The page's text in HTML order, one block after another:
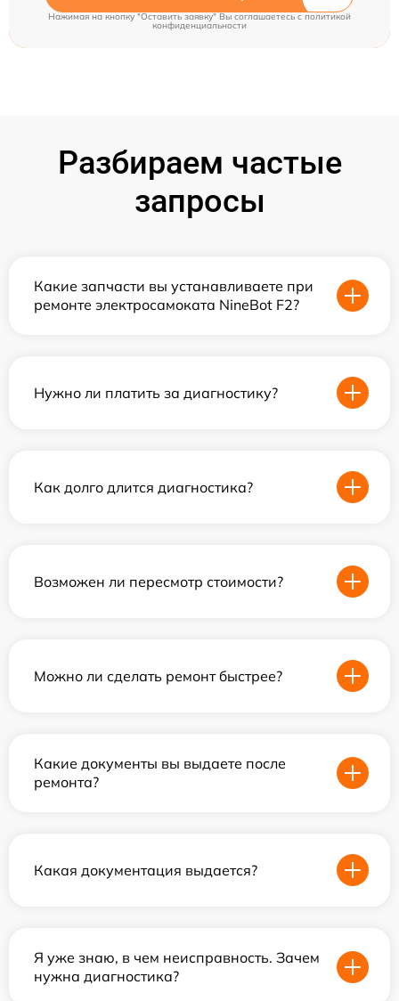
Нажимая на кнопку "Оставить заявку" Вы соглашаетесь c политикой
конфиденциальности
Разбираем частые
запросы
Какие запчасти вы устанавливаете при
ремонте электросамоката NineBot F2?
Нужно ли платить за диагностику?
Как долго длится диагностика?
Возможен ли пересмотр стоимости?
Можно ли сделать ремонт быстрее?
Какие документы вы выдаете после
ремонта?
Какая документация выдается?
Я уже знаю, в чем неисправность. Зачем
нужна диагностика?